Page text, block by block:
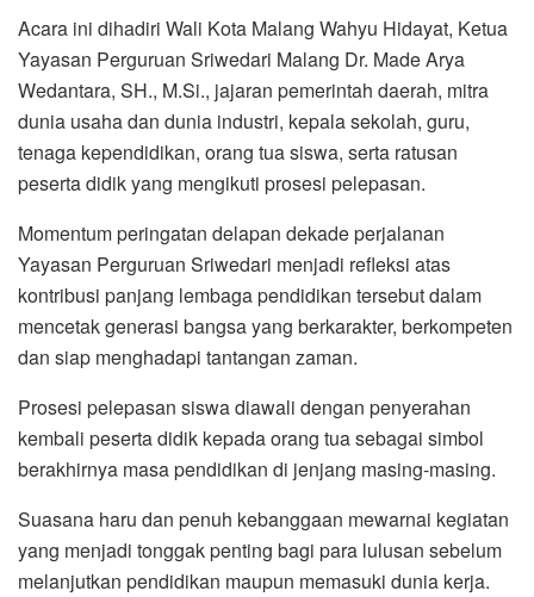
Acara ini dihadiri Wali Kota Malang Wahyu Hidayat, Ketua
Yayasan Perguruan Sriwedari Malang Dr. Made Arya
Wedantara, SH., M.Si., jajaran pemerintah daerah, mitra
dunia usaha dan dunia industri, kepala sekolah, guru,
tenaga kependidikan, orang tua siswa, serta ratusan
peserta didik yang mengikuti prosesi pelepasan.
Momentum peringatan delapan dekade perjalanan
Yayasan Perguruan Sriwedari menjadi refleksi atas
kontribusi panjang lembaga pendidikan tersebut dalam
mencetak generasi bangsa yang berkarakter, berkompeten
dan siap menghadapi tantangan zaman.
Prosesi pelepasan siswa diawali dengan penyerahan
kembali peserta didik kepada orang tua sebagai simbol
berakhirnya masa pendidikan di jenjang masing-masing.
Suasana haru dan penuh kebanggaan mewarnai kegiatan
yang menjadi tonggak penting bagi para lulusan sebelum
melanjutkan pendidikan maupun memasuki dunia kerja.